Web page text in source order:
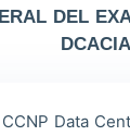
order
08/07 order
DEL
DCACIA
Data